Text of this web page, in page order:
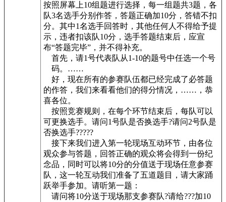
按照屏幕上10组题进行选择，每一组题共3题，各
队3名选手分别作答，答题正确加10分，答错不扣
分。其中1名选手回答时，其他任何人不得给予提
示，违者扣该队10分，选手答题结束后，应宣
布“答题完毕”，并不得补充。
首先，请1号代表队从1-10的题号中任选一个号
码。……
好，现在所有的参赛队伍都已经完成了必答题
的作答，我们来看看他们的得分情况，……，恭
喜各位。
按照竞赛规则，在每个环节结束后，每队可以
可更换选手。请问1号队是否换选手?请问2号队是
否换选手?????
接下来我们进入第一轮现场互动环节，由各位
观众参与答题，回答正确的观众将会得到一份纪
念品，同时可以将10分的分值送于现场任意参赛
队，这一轮互动我们准备了五道题目，请大家踊
跃举手参加。请听第一题：
请问将10分送于现场那支参赛队?请给???加10